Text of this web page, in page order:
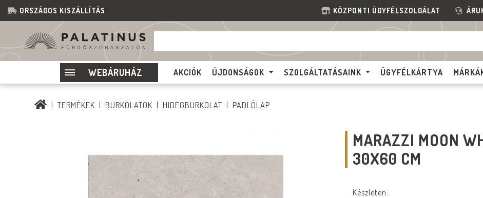
ORSZÁGOS KISZÁLLÍTÁS KÖZPONTI ÜGYFÉLSZOLGÁLAT
WEBÁRUHÁZ AKCIÓK ÚJDONSÁGOK SZOLGÁLTATÁSAINK ÜGYFÉLKÁRTYA
TERMÉKEK BURKOLATOK HIDEGBURKOLAT PADLÓLAP
MARAZZI MOON
30X60 CM
Készleten: